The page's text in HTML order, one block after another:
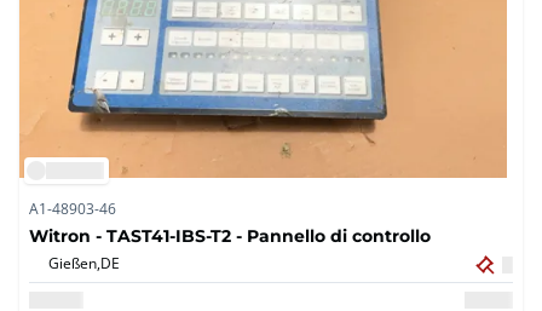
A1-48903-46
Witron - TAST41-IBS-T2 - Pannello di controllo
Gießen,DE